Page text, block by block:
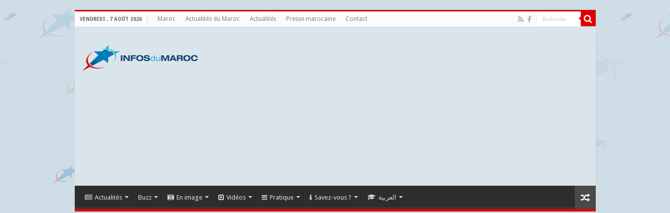
VENDREDI , 7 AOÛT 2026 Maroc Actualités du Maroc Actualités Presse marocaine Contact
Actualités Buzz En image Vidéos Pratique Savez-vous ? العربية